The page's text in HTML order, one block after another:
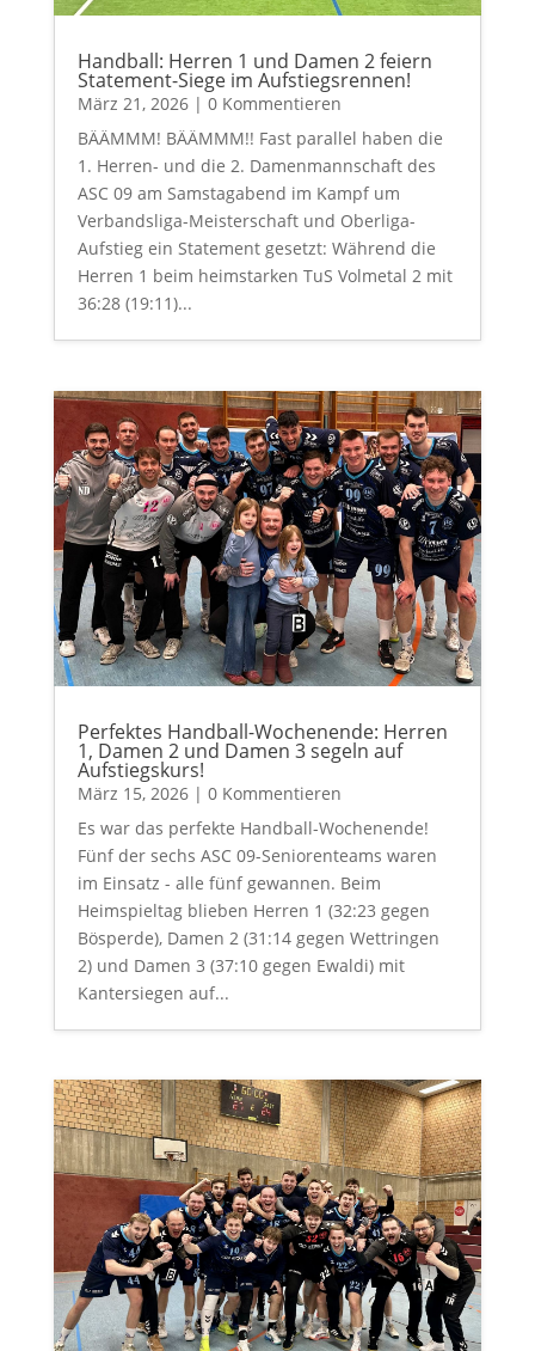
Handball: Herren 1 und Damen 2 feiern
Statement-Siege im Aufstiegsrennen!
März 21, 2026| 0 Kommentieren
BÄÄMMM! BÄÄMMM!! Fast parallel haben die
1. Herren- und die 2. Damenmannschaft des
ASC 09 am Samstagabend im Kampf um
Verbandsliga-Meisterschaft und Oberliga-
Aufstieg ein Statement gesetzt: Während die
Herren 1 beim heimstarken TuS Volmetal 2 mit
36:28 (19:11)...
Perfektes Handball-Wochenende: Herren
1, Damen 2 und Damen 3 segeln auf
Aufstiegskurs!
März 15, 2026| 0 Kommentieren
Es war das perfekte Handball-Wochenende!
Fünf der sechs ASC 09-Seniorenteams waren
im Einsatz - alle fünf gewannen. Beim
Heimspieltag blieben Herren 1 (32:23 gegen
Bösperde), Damen 2 (31:14 gegen Wettringen
2) und Damen 3 (37:10 gegen Ewaldi) mit
Kantersiegen auf...